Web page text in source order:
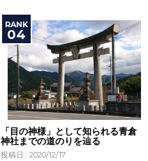
「目の神様」として知られる青倉
神社までの道のりを辿る
投稿日 : 2020/12/17